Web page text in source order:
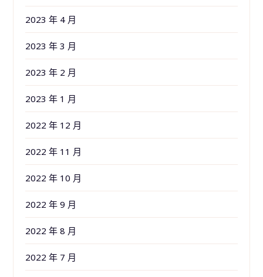
2023 年 4 月
2023 年 3 月
2023 年 2 月
2023 年 1 月
2022 年 12 月
2022 年 11 月
2022 年 10 月
2022 年 9 月
2022 年 8 月
2022 年 7 月